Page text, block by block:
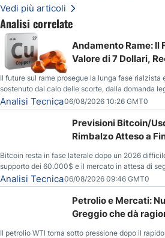
Vedi più articoli
Analisi correlate
Andamento Rame: Il
Valore di 7 Dollari,
Il future sul rame prosegue la lunga fase rialzista
sostenuto dal calo delle scorte, dalla domanda
energetiche, e dai timori di deficit produttivo dal
Analisi Tecnica06/08/2026 10:26 GMT0
Previsioni Bitcoin/
Rimbalzo Atteso a
Bitcoin resta in fase laterale dopo un 2026
supporto dei 60.000$ e il mercato in attesa di
USA ed elezioni di medio termine.
Analisi Tecnica06/08/2026 09:46 GMT0
Petrolio e Mercati:
Greggio che dà
Il petrolio WTI torna sotto pressione dopo il